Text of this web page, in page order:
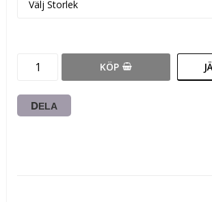
KÖP
DELA